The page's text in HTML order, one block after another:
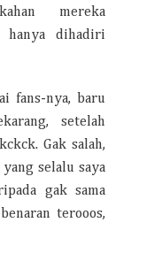
mereka
hanya dihadiri
fans-nya, baru
setelah
Gak salah,
selalu saya
gak sama
terooos,